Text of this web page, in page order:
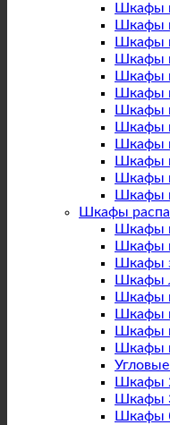
Шкафы
Шкафы
Шкафы
Шкафы
Шкафы
Шкафы
Шкафы
Шкафы
Шкафы
Шкафы
Шкафы
Шкафы
Шкафы
Шкафы
Шкафы
Шкафы
Шкафы
Шкафы
Шкафы
Шкафы
Шкафы
Шкафы
Шкафы
Шкафы